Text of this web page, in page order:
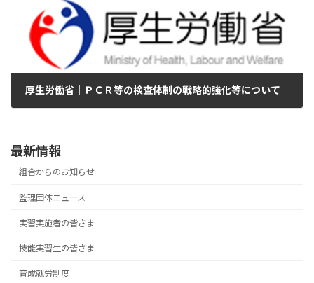
厚生労働省｜ＰＣＲ等の検査体制の戦略的強化等について
最新情報
組合からのお知らせ
監理団体ニュース
実習実施者の皆さま
技能実習生の皆さま
育成就労制度